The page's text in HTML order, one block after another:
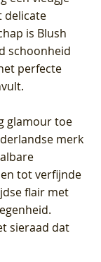
delicate
is Blush
schoonheid
perfecte
glamour toe
merk
tot verfijnde
flair met
sieraad dat